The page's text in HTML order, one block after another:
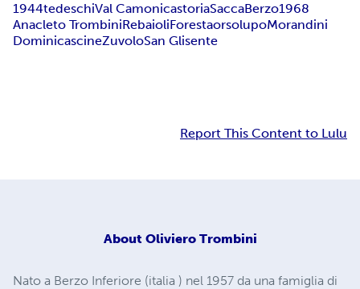
1944tedeschiVal CamonicastoriaSaccaBerzo1968
Anacleto TrombiniRebaioliForestaorsolupoMorandini
DominicascineZuvoloSan Glisente
Report This Content to Lulu
About Oliviero Trombini
Nato a Berzo Inferiore (italia ) nel 1957 da una famiglia di